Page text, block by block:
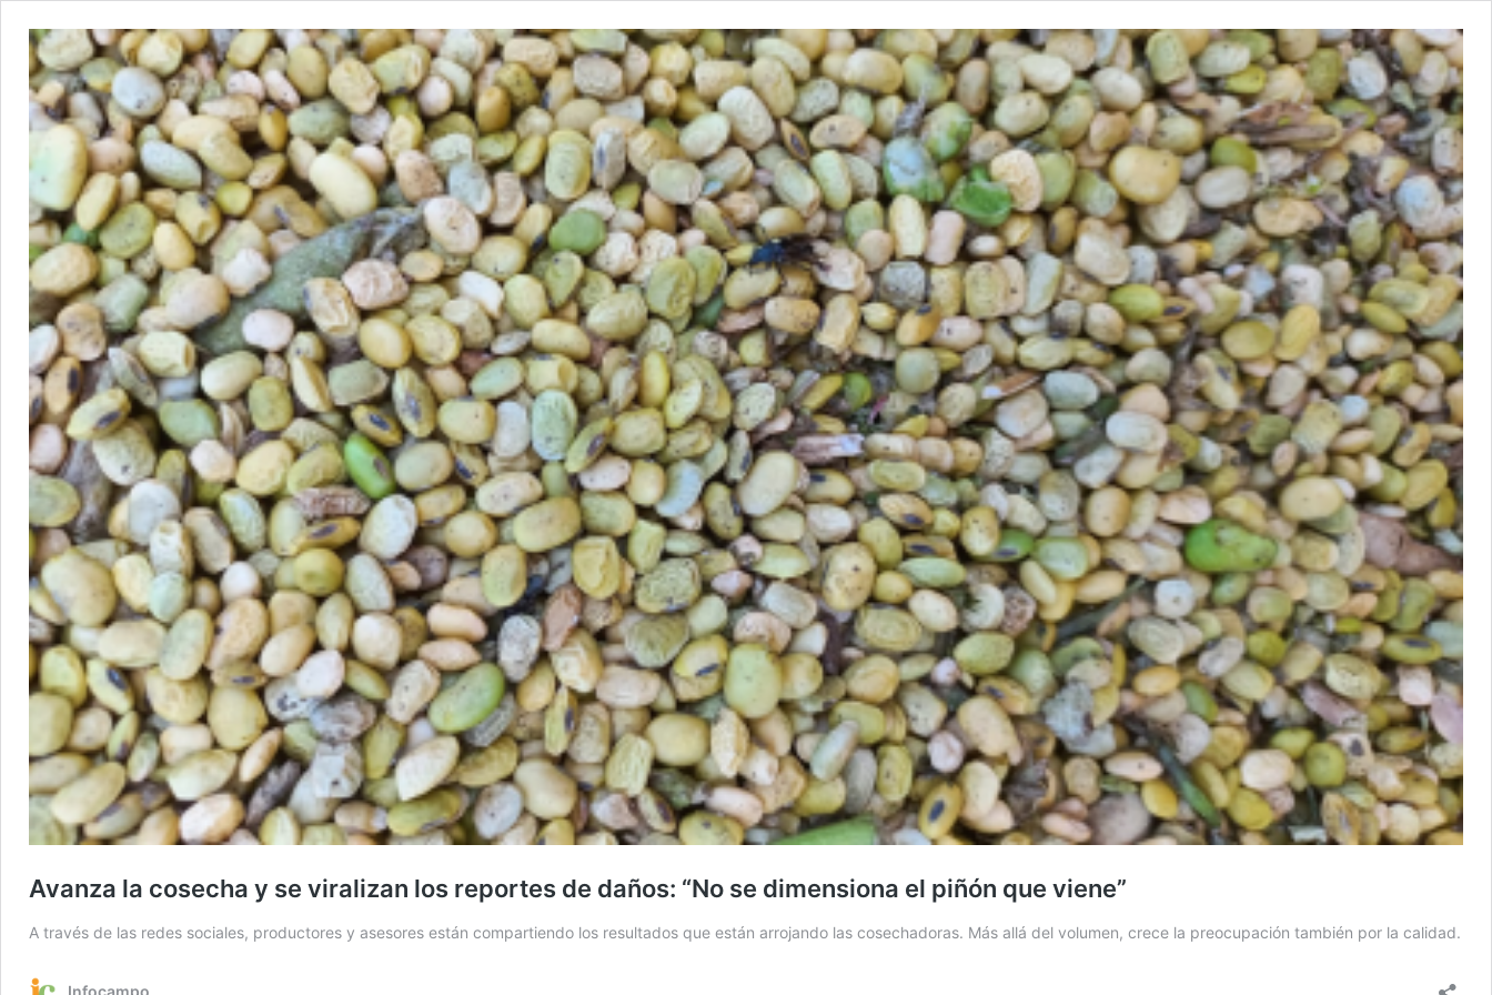
Avanza la cosecha y se viralizan los reportes de daños: “No se dimensiona el piñón que viene”
A través de las redes sociales, productores y asesores están compartiendo los resultados que están arrojando las cosechadoras. Más allá del volumen, crece la preocupación también por la calidad.
Infocampo